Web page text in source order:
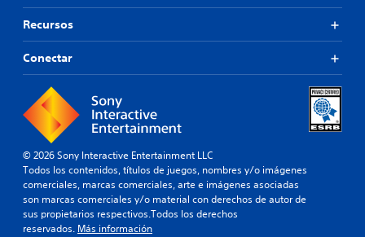
Recursos
Conectar
© 2026 Sony Interactive Entertainment LLC
Todos los contenidos, títulos de juegos, nombres y/o imágenes
comerciales, marcas comerciales, arte e imágenes asociadas
son marcas comerciales y/o material con derechos de autor de
sus propietarios respectivos.Todos los derechos
reservados. Más información